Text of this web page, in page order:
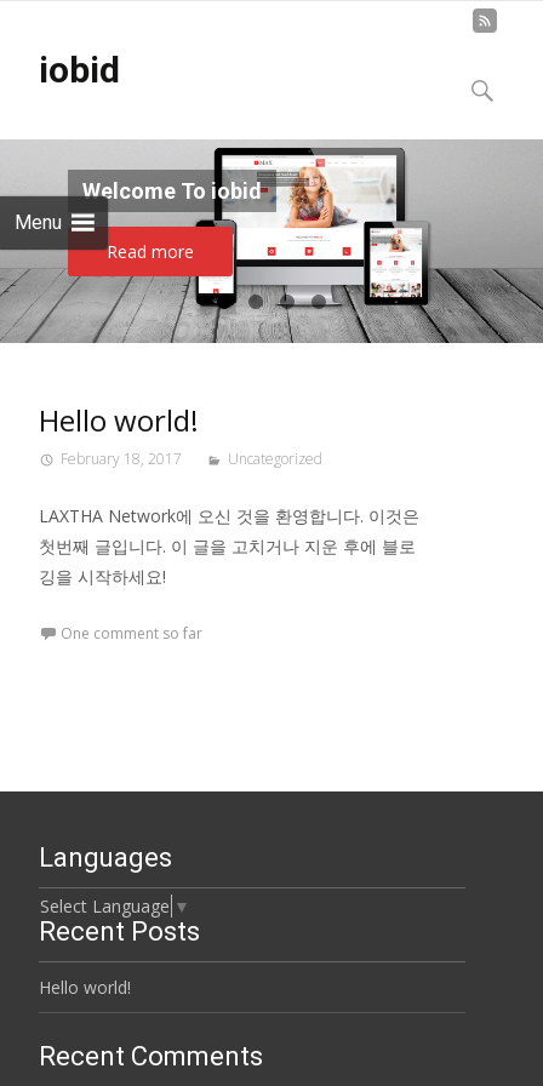
iobid
Menu
content
Search
Welcome To iobid
Read more
Hello world!
February 18, 2017 Uncategorized
LAXTHA Network에 오신 것을 환영합니다. 이것은
첫번째 글입니다. 이 글을 고치거나 지운 후에 블로
깅을 시작하세요!
One comment so far
Languages
Select Language ▼
Recent Posts
Hello world!
Recent Comments